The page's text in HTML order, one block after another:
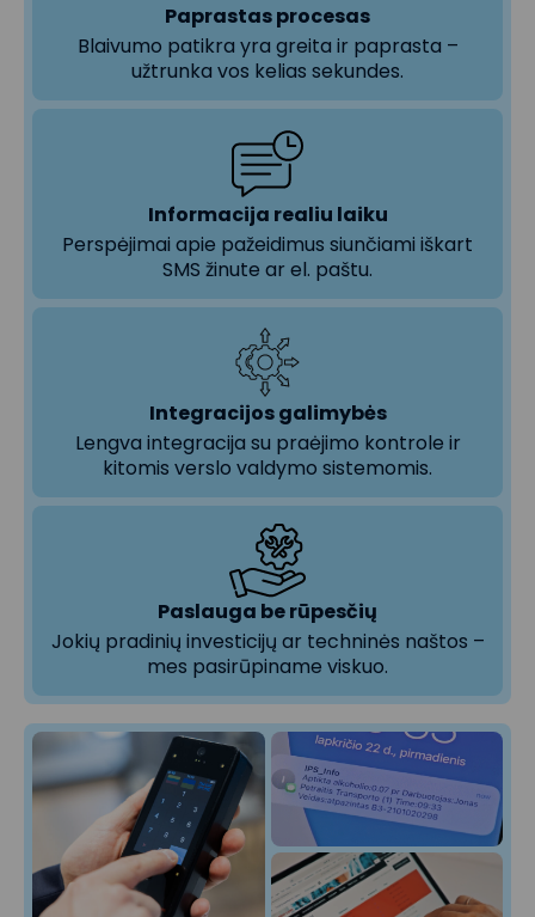
Paprastas procesas
Blaivumo patikra yra greita ir paprasta –
užtrunka vos kelias sekundes.
Informacija realiu laiku
Perspėjimai apie pažeidimus siunčiami iškart
SMS žinute ar el. paštu.
Integracijos galimybės
Lengva integracija su praėjimo kontrole ir
kitomis verslo valdymo sistemomis.
Paslauga be rūpesčių
Jokių pradinių investicijų ar techninės naštos –
mes pasirūpiname viskuo.